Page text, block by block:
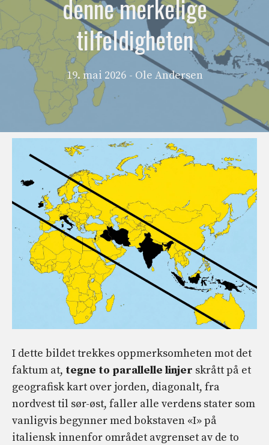
denne merkelige
tilfeldigheten
19. mai 2026 - Ole Andersen
I dette bildet trekkes oppmerksomheten mot det
faktum at, tegne to parallelle linjer skrått på et
geografisk kart over jorden, diagonalt, fra
nordvest til sør-øst, faller alle verdens stater som
vanligvis begynner med bokstaven «I» på
italiensk innenfor området avgrenset av de to